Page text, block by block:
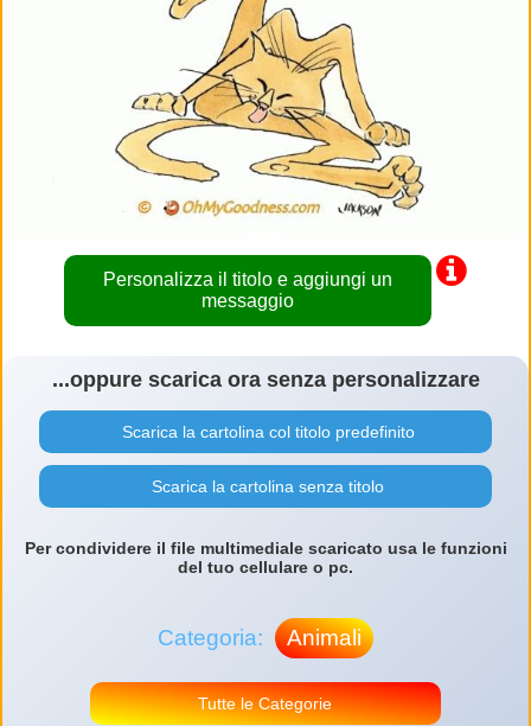
Personalizza il titolo e aggiungi un
messaggio
...oppure scarica ora senza personalizzare
Scarica la cartolina col titolo predefinito
Scarica la cartolina senza titolo
Per condividere il file multimediale scaricato usa le funzioni
del tuo cellulare o pc.
Categoria: Animali
Tutte le Categorie